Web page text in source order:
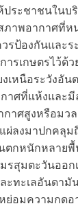
ประชาชนในบ
ภาพอากาศที่ห
รป้องกันและร
ารเกษตรไว้ด้
เหนือระวังอัน
าศที่แห้งและมี
าศสูงหรือมวล
ผ่ลงมาปกคลุ
ตกหนักหลาย
มรสุมตะวันออ
ะทะเลอันดา
ย่อมความกด